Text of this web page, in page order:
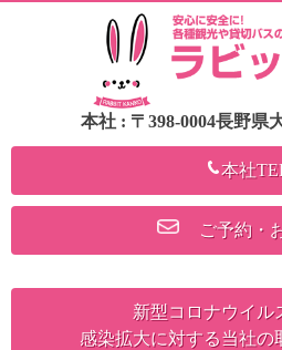
本社 : 〒398-0004長野県
本社
ご予約・
新型コロナウイル
感染拡大に対する当社の